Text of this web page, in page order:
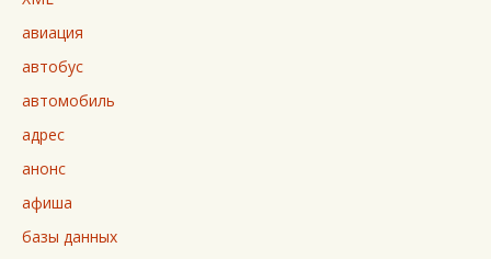
авиация
автобус
автомобиль
адрес
анонс
афиша
базы данных